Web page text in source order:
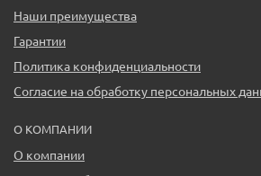
Наши преимущества
Гарантии
Политика конфиденциальности
Согласие на обработку персональных
О КОМПАНИИ
О компании